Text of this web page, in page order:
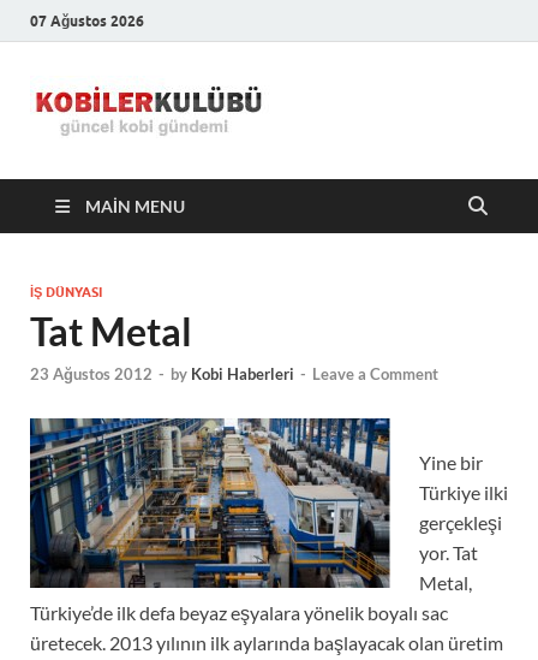
07 Ağustos 2026
Kulübü –
En Güncel
MAIN MENU
İŞ DÜNYASI
Tat Metal
23 Ağustos 2012 - by Kobi Haberleri - Leave a Comment
Yine bir
Türkiye ilki
gerçekleşi
yor. Tat
Metal,
Türkiye’de ilk defa beyaz eşyalara yönelik boyalı sac
üretecek. 2013 yılının ilk aylarında başlayacak olan üretim